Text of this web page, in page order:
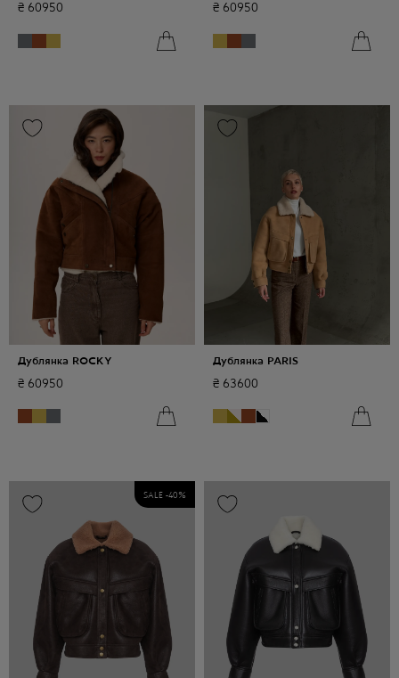
₴ 60950 ₴ 60950
Дублянка ROCKY
₴ 60950
Дублянка PARIS
₴ 63600
SALE -40 %